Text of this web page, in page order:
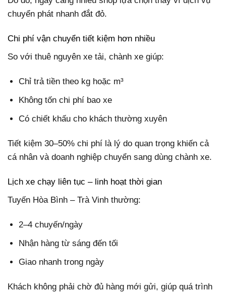
chuyển phát nhanh đắt đỏ.
Chi phí vận chuyển tiết kiệm hơn nhiều
So với thuê nguyên xe tải, chành xe giúp:
Chỉ trả tiền theo kg hoặc m³
Không tốn chi phí bao xe
Có chiết khấu cho khách thường xuyên
Tiết kiệm 30–50% chi phí là lý do quan trọng khiến cả
cá nhân và doanh nghiệp chuyển sang dùng chành xe.
Lịch xe chạy liên tục – linh hoạt thời gian
Tuyến Hòa Bình – Trà Vinh thường:
2–4 chuyến/ngày
Nhận hàng từ sáng đến tối
Giao nhanh trong ngày
Khách không phải chờ đủ hàng mới gửi, giúp quá trình